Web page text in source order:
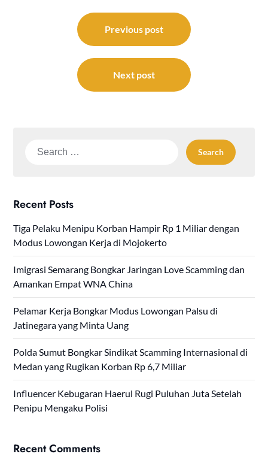
navigation
Previous post
Next post
Search
Recent Posts
Tiga Pelaku Menipu Korban Hampir Rp 1 Miliar dengan
Modus Lowongan Kerja di Mojokerto
Imigrasi Semarang Bongkar Jaringan Love Scamming dan
Amankan Empat WNA China
Pelamar Kerja Bongkar Modus Lowongan Palsu di
Jatinegara yang Minta Uang
Polda Sumut Bongkar Sindikat Scamming Internasional di
Medan yang Rugikan Korban Rp 6,7 Miliar
Influencer Kebugaran Haerul Rugi Puluhan Juta Setelah
Penipu Mengaku Polisi
Recent Comments